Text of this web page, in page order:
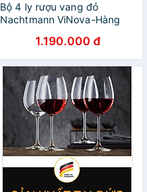
Bộ 4 ly rượu vang đỏ
Nachtmann ViNova-Hàng
1.190.000 đ